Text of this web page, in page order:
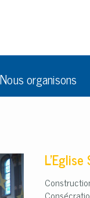
Nous organisons